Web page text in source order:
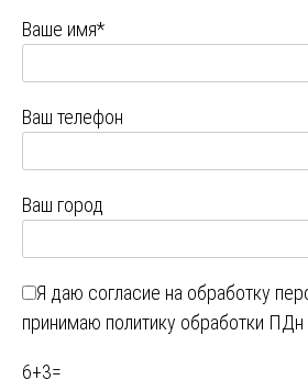
Ваше имя*
Ваш телефон
Ваш город
Я даю согласие на обработку
принимаю политику обработки
6+3=